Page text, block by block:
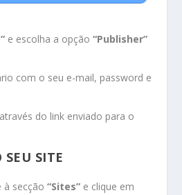
e escolha a opção“Publisher”
com o seu e-mail, password e
do link enviado para o
SEU SITE
à secção“Sites” e clique em